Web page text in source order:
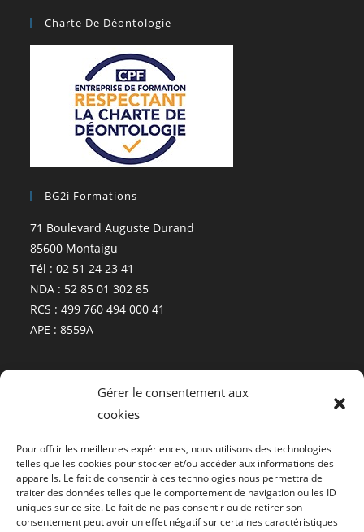
Gérer le consentement aux
cookies
Pour offrir les meilleures expériences, nous utilisons des technologies
telles que les cookies pour stocker et/ou accéder aux informations des
appareils. Le fait de consentir à ces technologies nous permettra de
traiter des données telles que le comportement de navigation ou les ID
uniques sur ce site. Le fait de ne pas consentir ou de retirer son
consentement peut avoir un effet négatif sur certaines caractéristiques
Charte De Déontologie
BG2i Formations
71 Boulevard Auguste Durand
85600 Montaigu
Tél : 02 51 24 23 41
NDA : 52 85 01 302 85
RCS : 499 760 494 000 41
APE : 8559A
Cliquez pour accepter les cookies
marketing et activer ce contenu